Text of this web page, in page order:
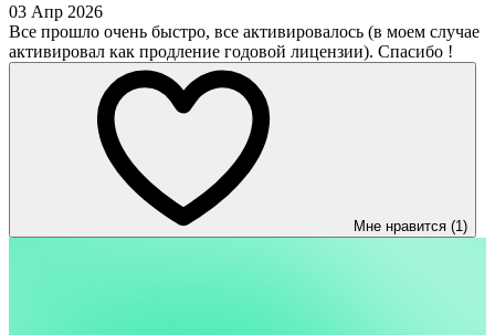
03 Апр 2026
Все прошло очень быстро, все активировалось (в моем случае
активировал как продление годовой лицензии). Спасибо !
Мне нравится (1)